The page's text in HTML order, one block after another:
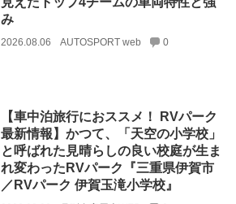
み
2026.08.06 AUTOSPORT web 0
【車中泊旅行におススメ！ RVパーク
最新情報】かつて、「天空の小学校」
と呼ばれた見晴らしの良い校庭が生ま
れ変わったRVパーク『三重県伊賀市
／RVパーク 伊賀玉滝小学校』